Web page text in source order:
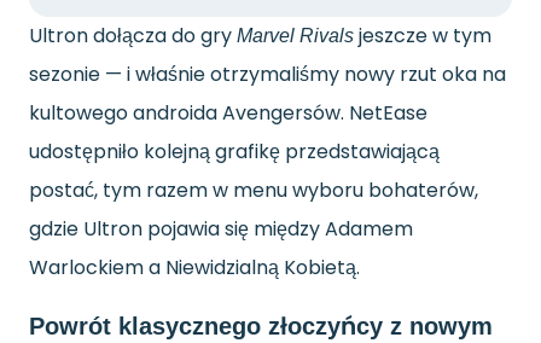
Ultron dołącza do gry Marvel Rivals jeszcze w tym
sezonie — i właśnie otrzymaliśmy nowy rzut oka na
kultowego androida Avengersów. NetEase
udostępniło kolejną grafikę przedstawiającą
postać, tym razem w menu wyboru bohaterów,
gdzie Ultron pojawia się między Adamem
Warlockiem a Niewidzialną Kobietą.
Powrót klasycznego złoczyńcy z nowym